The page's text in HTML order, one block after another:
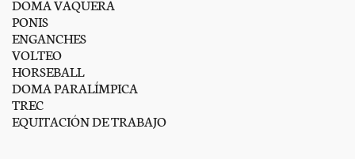
DOMA VAQUERA
PONIS
ENGANCHES
VOLTEO
HORSEBALL
DOMA PARALÍMPICA
TREC
EQUITACIÓN DE TRABAJO